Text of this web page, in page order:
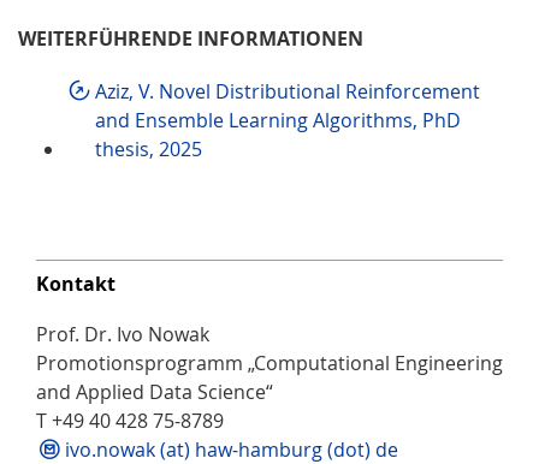
WEITERFÜHRENDE INFORMATIONEN
Aziz, V. Novel Distributional Reinforcement
and Ensemble Learning Algorithms, PhD
thesis, 2025
Kontakt
Prof. Dr. Ivo Nowak
Promotionsprogramm „Computational Engineering
and Applied Data Science“
T +49 40 428 75-8789
ivo.nowak (at) haw-hamburg (dot) de